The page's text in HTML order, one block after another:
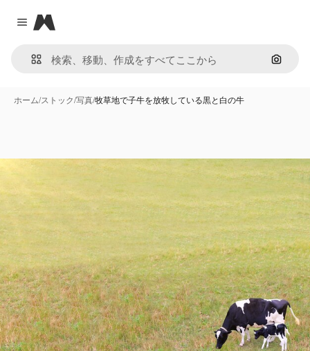
Close menu
Magnific
画像で
ホーム/ストック/写真/牧草地で子牛を放牧している黒と白の牛